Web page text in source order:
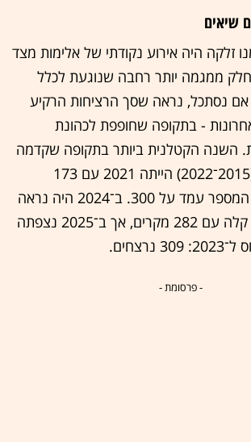
שיאים
זלקה היה אירוע נקודתי של אלימות מצד
ממגמה יותר רחבה שנוגעת לכלל
נסתכל, נראה שסך הרציחות הרקיע
- בתקופה שחופפת לכהונת
השנה הקטלנית ביותר בתקופה שקדמה
לה שנבחנה כאן (2015־2022) הייתה 2021 עם 173
נרצחים. ב־2023 המספר עמד על 300. ב־2024 היה נראה
שיש מגמת שיפור קלה עם 282 מקרים, אך ב־2025 נצפתה
- פרסומת -